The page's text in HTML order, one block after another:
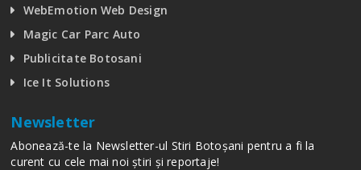
WebEmotion Web Design
Magic Car Parc Auto
Publicitate Botosani
Ice It Solutions
Newsletter
Abonează-te la Newsletter-ul Stiri Botoșani pentru a fi la
curent cu cele mai noi știri și reportaje!